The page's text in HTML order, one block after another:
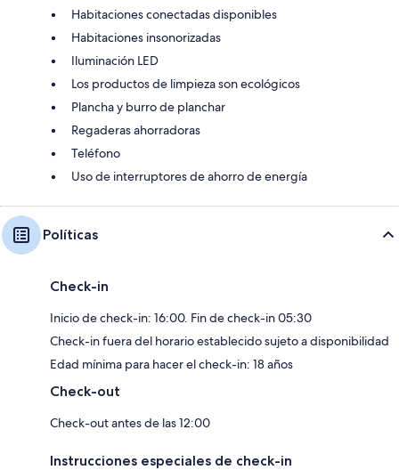
Habitaciones conectadas disponibles
Habitaciones insonorizadas
Iluminación LED
Los productos de limpieza son ecológicos
Plancha y burro de planchar
Regaderas ahorradoras
Teléfono
Uso de interruptores de ahorro de energía
Políticas
Check-in
Inicio de check-in: 16:00. Fin de check-in 05:30
Check-in fuera del horario establecido sujeto a disponibilidad
Edad mínima para hacer el check-in: 18 años
Check-out
Check-out antes de las 12:00
Instrucciones especiales de check-in